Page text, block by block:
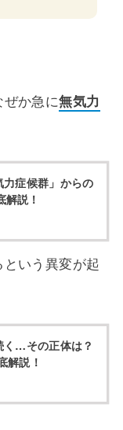
ぜか急に無気力
力症候群」からの
説！
という異変が起
く…その正体は？
解説！